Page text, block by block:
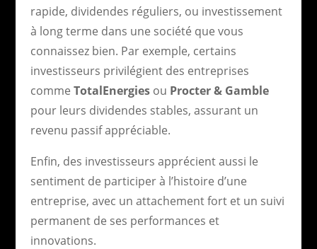
rapide, dividendes réguliers, ou investissement
à long terme dans une société que vous
connaissez bien. Par exemple, certains
investisseurs privilégient des entreprises
comme TotalEnergiesou Procter & Gamble
pour leurs dividendes stables, assurant un
revenu passif appréciable.
Enfin, des investisseurs apprécient aussi le
sentiment de participer à l’histoire d’une
entreprise, avec un attachement fort et un suivi
permanent de ses performances et
innovations.